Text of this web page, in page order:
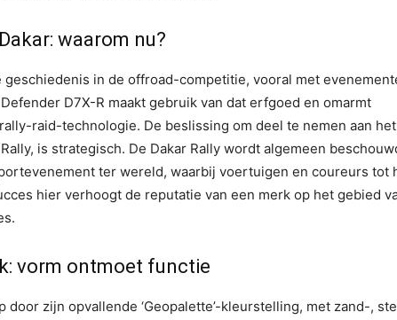
waarom nu?
geschiedenis in de offroad-competitie, vooral met
D7X-R maakt gebruik van dat erfgoed en omarmt
raid-technologie. De beslissing om deel te nemen aan het
is strategisch. De Dakar Rally wordt algemeen
ter wereld, waarbij voertuigen en coureurs tot
hier verhoogt de reputatie van een merk op het gebied
vorm ontmoet functie
door zijn opvallende ‘Geopalette’-kleurstelling, met zand-,